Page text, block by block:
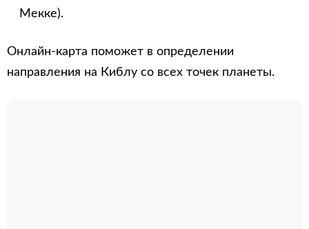
Мекке).
Онлайн-карта поможет в определении
направления на Киблу со всех точек планеты.